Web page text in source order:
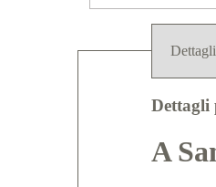
Dettagli
Dettagli
A